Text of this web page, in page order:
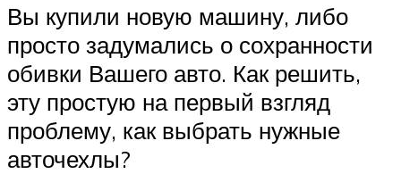
Вы купили новую машину, либо
просто задумались о сохранности
обивки Вашего авто. Как решить,
эту простую на первый взгляд
проблему, как выбрать нужные
авточехлы?